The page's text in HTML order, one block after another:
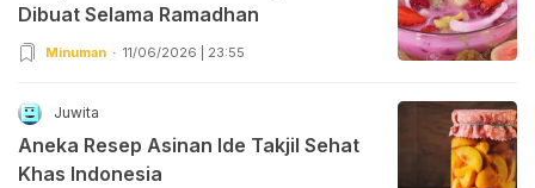
Dibuat Selama Ramadhan
Minuman 11/06/2026 | 23:55
Juwita
Aneka Resep Asinan Ide Takjil Sehat
Khas Indonesia